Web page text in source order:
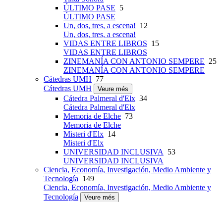
ÚLTIMO PASE 5
ÚLTIMO PASE
Un, dos, tres, a escena! 12
Un, dos, tres, a escena!
VIDAS ENTRE LIBROS 15
VIDAS ENTRE LIBROS
ZINEMANÍA CON ANTONIO SEMPERE 25
ZINEMANÍA CON ANTONIO SEMPERE
Cátedras UMH 77
Cátedras UMH
Veure més
Cátedra Palmeral d'Elx 34
Cátedra Palmeral d'Elx
Memoria de Elche 73
Memoria de Elche
Misteri d'Elx 14
Misteri d'Elx
UNIVERSIDAD INCLUSIVA
53
UNIVERSIDAD INCLUSIVA
Ciencia, Economía, Investigación, Medio Ambiente y
Tecnología 149
Ciencia, Economía, Investigación, Medio Ambiente y
Tecnología
Veure més